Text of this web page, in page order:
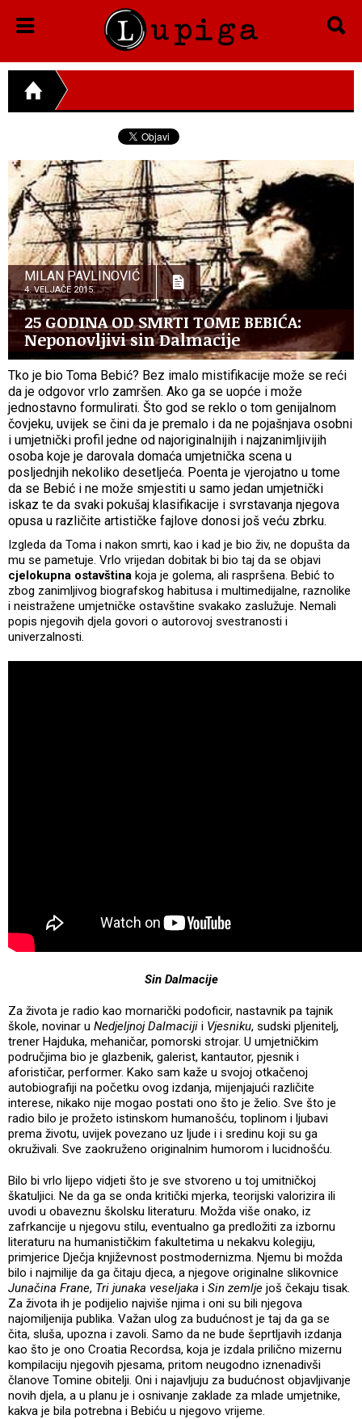
MILAN PAVLINOVIĆ
4. VELJAČE 2015.
25 GODINA OD SMRTI TOME BEBIĆA:
Neponovljivi sin Dalmacije
Tko je bio Toma Bebić? Bez imalo mistifikacije može se reći
da je odgovor vrlo zamršen. Ako ga se uopće i može
jednostavno formulirati. Što god se reklo o tom genijalnom
čovjeku, uvijek se čini da je premalo i da ne pojašnjava osobni
i umjetnički profil jedne od najoriginalnijih i najzanimljivijih
osoba koje je darovala domaća umjetnička scena u
posljednjih nekoliko desetljeća. Poenta je vjerojatno u tome
da se Bebić i ne može smjestiti u samo jedan umjetnički
iskaz te da svaki pokušaj klasifikacije i svrstavanja njegova
opusa u različite artističke fajlove donosi još veću zbrku.
Izgleda da Toma i nakon smrti, kao i kad je bio živ, ne dopušta da
mu se pametuje. Vrlo vrijedan dobitak bi bio taj da se objavi
cjelokupna ostavština koja je golema, ali raspršena. Bebić to
zbog zanimljivog biografskog habitusa i multimedijalne, raznolike
i neistražene umjetničke ostavštine svakako zaslužuje. Nemali
popis njegovih djela govori o autorovoj svestranosti i
univerzalnosti.
Sin Dalmacije
Za života je radio kao mornarički podoficir, nastavnik pa tajnik
škole, novinar u Nedjeljnoj Dalmaciji i Vjesniku, sudski pljenitelj,
trener Hajduka, mehaničar, pomorski strojar. U umjetničkim
područjima bio je glazbenik, galerist, kantautor, pjesnik i
aforističar, performer. Kako sam kaže u svojoj otkačenoj
autobiografiji na početku ovog izdanja, mijenjajući različite
interese, nikako nije mogao postati ono što je želio. Sve što je
radio bilo je prožeto istinskom humanošću, toplinom i ljubavi
prema životu, uvijek povezano uz ljude i i sredinu koji su ga
okruživali. Sve zaokruženo originalnim humorom i lucidnošću.
Bilo bi vrlo lijepo vidjeti što je sve stvoreno u toj umitničkoj
škatuljici. Ne da ga se onda kritički mjerka, teorijski valorizira ili
uvodi u obaveznu školsku literaturu. Možda više onako, iz
zafrkancije u njegovu stilu, eventualno ga predložiti za izbornu
literaturu na humanističkim fakultetima u nekakvu kolegiju,
primjerice Dječja književnost postmodernizma. Njemu bi možda
bilo i najmilije da ga čitaju djeca, a njegove originalne slikovnice
Junačina Frane, Tri junaka veseljaka i Sin zemlje još čekaju tisak.
Za života ih je podijelio najviše njima i oni su bili njegova
najomiljenija publika. Važan ulog za budućnost je taj da ga se
čita, sluša, upozna i zavoli. Samo da ne bude šeprtljavih izdanja
kao što je ono Croatia Recordsa, koja je izdala prilično mizernu
kompilaciju njegovih pjesama, pritom neugodno iznenadivši
članove Tomine obitelji. Oni i najavljuju za budućnost objavljivanje
novih djela, a u planu je i osnivanje zaklade za mlade umjetnike,
kakva je bila potrebna i Bebiću u njegovo vrijeme.